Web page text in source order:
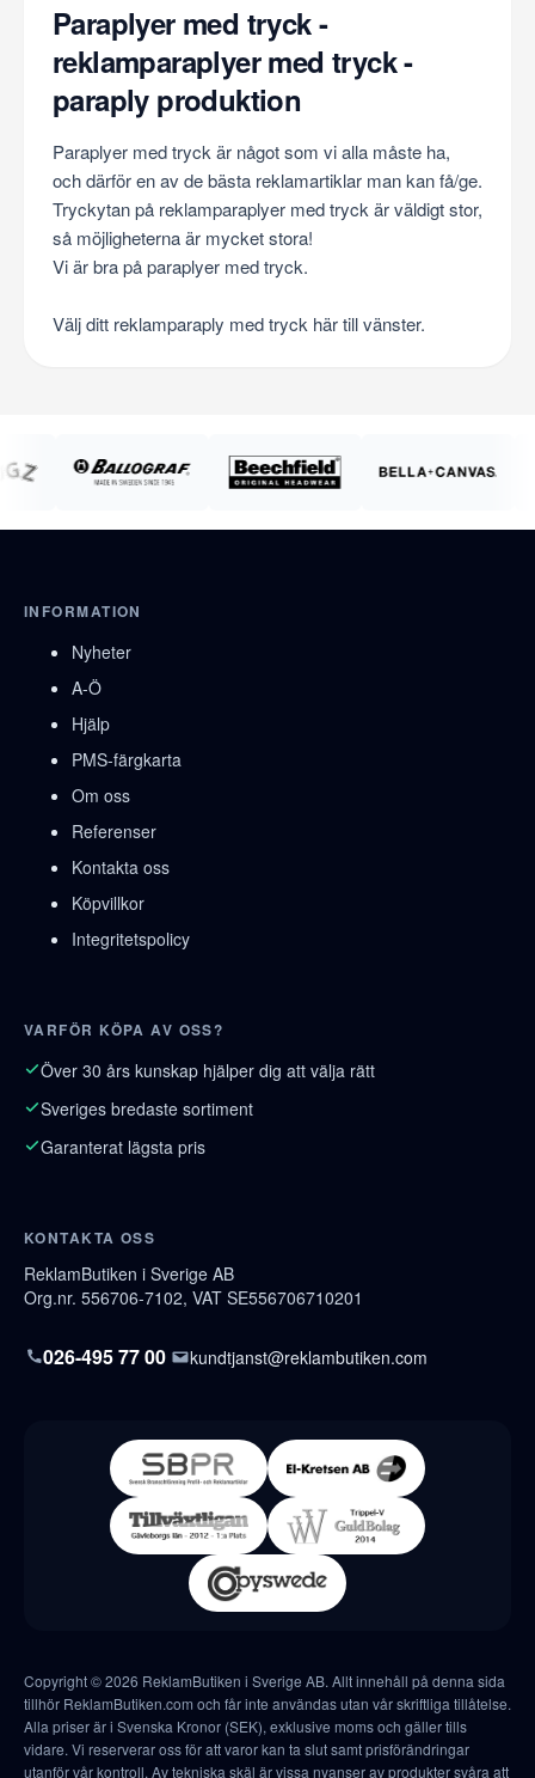
Paraplyer med tryck -
reklamparaplyer med tryck -
paraply produktion
Paraplyer med tryck är något som vi alla måste ha,
och därför en av de bästa reklamartiklar man kan få/ge.
Tryckytan på reklamparaplyer med tryck är väldigt stor,
så möjligheterna är mycket stora!
Vi är bra på paraplyer med tryck.
Välj ditt reklamparaply med tryck här till vänster.
INFORMATION
Nyheter
A-Ö
Hjälp
PMS-färgkarta
Om oss
Referenser
Kontakta oss
Köpvillkor
Integritetspolicy
VARFÖR KÖPA AV OSS?
Över 30 års kunskap hjälper dig att välja rätt
Sveriges bredaste sortiment
Garanterat lägsta pris
KONTAKTA OSS
ReklamButiken i Sverige AB
Org.nr. 556706-7102, VAT SE556706710201
026-495 77 00 kundtjanst@reklambutiken.com
Copyright © 2026 ReklamButiken i Sverige AB. Allt innehåll på denna sida
tillhör ReklamButiken.com och får inte användas utan vår skriftliga tillåtelse.
Alla priser är i Svenska Kronor (SEK), exklusive moms och gäller tills
vidare. Vi reserverar oss för att varor kan ta slut samt prisförändringar
utanför vår kontroll. Av tekniska skäl är vissa nyanser av produkter svåra att